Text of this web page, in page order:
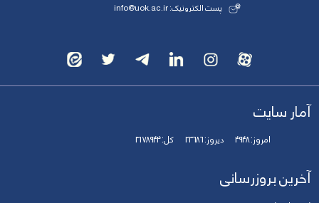
پست الکترونیک: info@uok.ac.ir
آمار سایت
امروز:4948 دیروز:23686 کل:3178944
آخرین بروزرسانی